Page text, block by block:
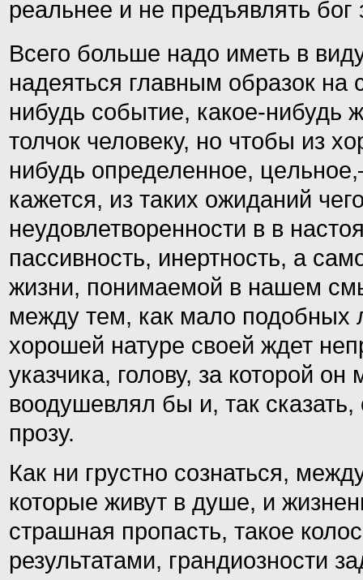
реальнее и не предъявлять бог
Всего больше надо иметь в
надеяться главным образок на
нибудь событие, какое-нибудь
толчок человеку, но чтобы из
нибудь определенное, цельн
кажется, из таких ожиданий
неудовлетворенности в в
пассивность, инертность, а
жизни, понимаемой в нашем
между тем, как мало подобных
хорошей натуре своей ждет
указчика, голову, за которой
воодушевлял бы и, так
прозу.
Как ни грустно сознаться,
которые живут в душе, и
страшная пропасть, такое
результатами, грандиозности